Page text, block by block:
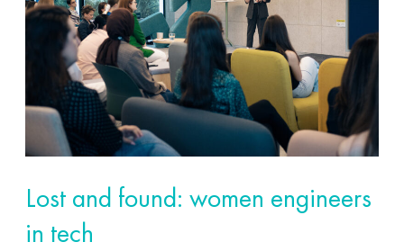
Lost and found: women engineers
in tech
engineers